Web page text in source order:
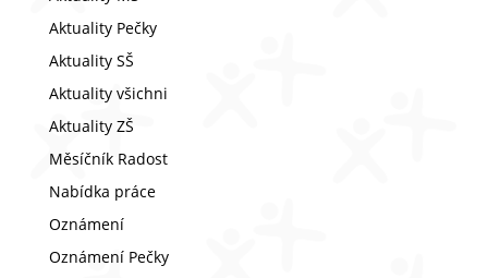
Aktuality Pečky
Aktuality SŠ
Aktuality všichni
Aktuality ZŠ
Měsíčník Radost
Nabídka práce
Oznámení
Oznámení Pečky